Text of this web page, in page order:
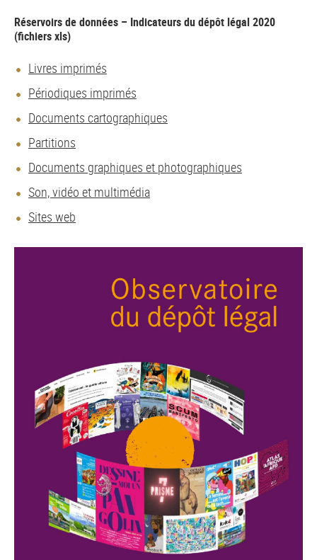
Réservoirs de données – Indicateurs du dépôt légal 2020
(fichiers xls)
Livres imprimés
Périodiques imprimés
Documents cartographiques
Partitions
Documents graphiques et photographiques
Son, vidéo et multimédia
Sites web